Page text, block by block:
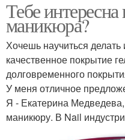
Тебе
маникюра?
Хочешь научиться
качественное покрытие
долговременного
У меня отличное
Я - Екатерина
маникюру. В Nail